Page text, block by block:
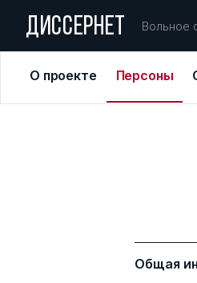
ДИССЕРНЕТ Вольное
О проекте Персоны
Общая